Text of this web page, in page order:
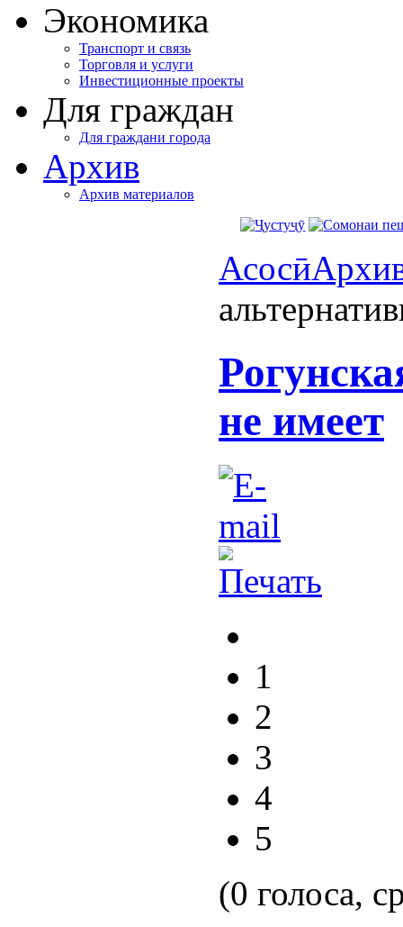
Экономика
Транспорт и связь
Торговля и услуги
Инвестиционные проекты
Для граждан
Для граждани города
Архив
Архив материалов
Асосӣ
не имеет
1
2
3
4
5
(0 голоса,